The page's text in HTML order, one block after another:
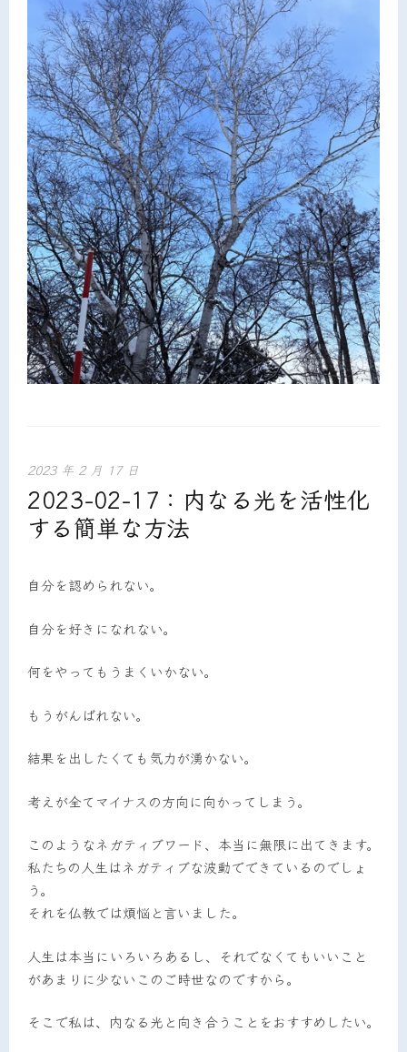
2023 年 2 月 17 日
2023-02-17：内なる光を活性化
する簡単な方法
自分を認められない。
自分を好きになれない。
何をやってもうまくいかない。
もうがんばれない。
結果を出したくても気力が湧かない。
考えが全てマイナスの方向に向かってしまう。
このようなネガティブワード、本当に無限に出てきます。
私たちの人生はネガティブな波動でできているのでしょ
う。
それを仏教では煩悩と言いました。
人生は本当にいろいろあるし、それでなくてもいいこと
があまりに少ないこのご時世なのですから。
そこで私は、内なる光と向き合うことをおすすめしたい。